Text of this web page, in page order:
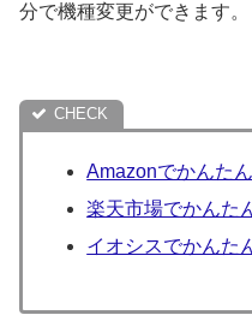
分で機種変更ができます。
Amazonでかんた
楽天市場でかんた
イオシスでかんた